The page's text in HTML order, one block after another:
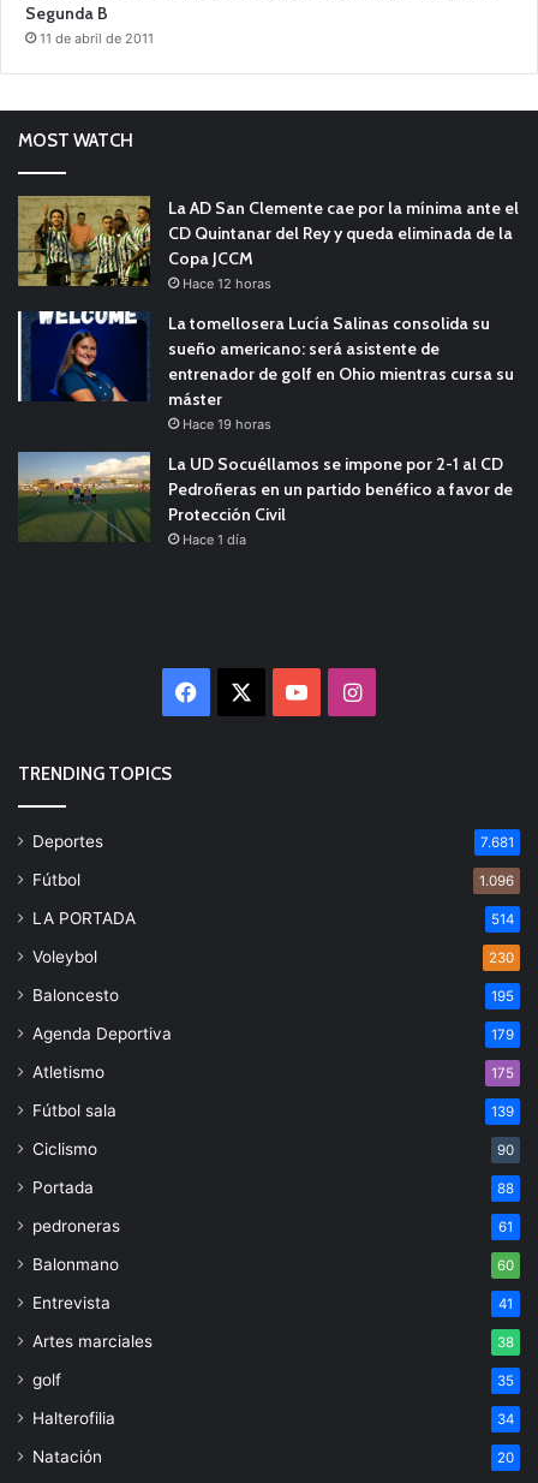
Segunda B
11 de abril de 2011
MOST WATCH
La AD San Clemente cae por la mínima ante el
CD Quintanar del Rey y queda eliminada de la
Copa JCCM
Hace 12 horas
La tomellosera Lucía Salinas consolida su
sueño americano: será asistente de
entrenador de golf en Ohio mientras cursa su
máster
Hace 19 horas
La UD Socuéllamos se impone por 2-1 al CD
Pedroñeras en un partido benéfico a favor de
Protección Civil
Hace 1 día
Facebook YouTubeInstagram
TRENDING TOPICS
Deportes 7.681
Fútbol 1.096
LA PORTADA 514
Voleybol 230
Baloncesto 195
Agenda Deportiva 179
Atletismo 175
Fútbol sala 139
Ciclismo 90
Portada 88
pedroneras 61
Balonmano 60
Entrevista 41
Artes marciales 38
golf 35
Halterofilia 34
Natación 20